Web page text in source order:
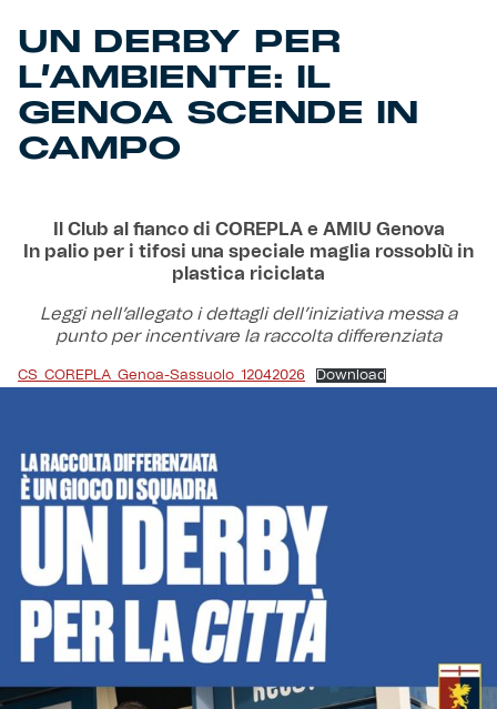
UN DERBY PER
L’AMBIENTE: IL
GENOA SCENDE IN
CAMPO
Il Club al fianco di COREPLA e AMIU Genova
In palio per i tifosi una speciale maglia rossoblù in
plastica riciclata
Leggi nell’allegato i dettagli dell’iniziativa messa a
punto per incentivare la raccolta differenziata
CS_COREPLA_Genoa-Sassuolo_12042026 Download